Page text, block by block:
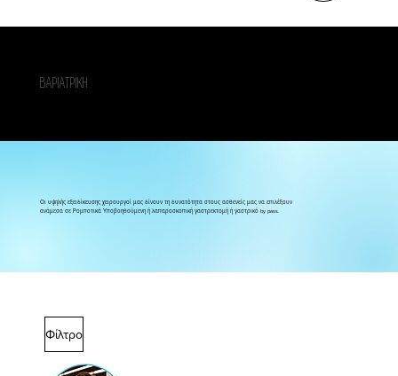
ΒΑΡΙΑΤΡΙΚΗ
Οι υψηλής εξειδίκευσης χειρουργοί μας δίνουν τη δυνατότητα στους ασθενείς μας να επιλέξουν
ανάμεσα σε Ρομποτικά Υποβοηθούμενη ή λαπαροσκοπική γαστρεκτομή ή γαστρικό by pass.
Φίλτρο